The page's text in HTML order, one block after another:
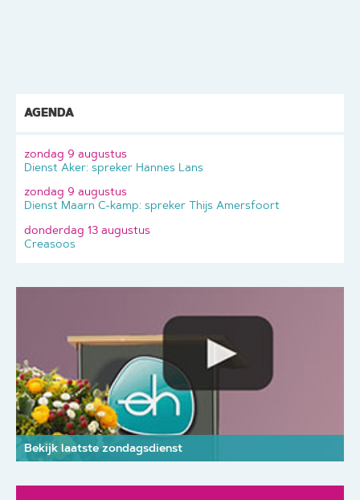
AGENDA
zondag 9 augustus
Dienst Aker: spreker Hannes Lans
zondag 9 augustus
Dienst Maarn C-kamp: spreker Thijs Amersfoort
donderdag 13 augustus
Creasoos
Bekijk laatste zondagsdienst